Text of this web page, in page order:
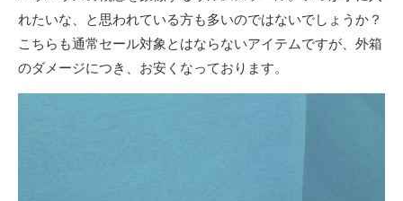
れたいな、と思われている方も多いのではないでしょうか？
こちらも通常セール対象とはならないアイテムですが、外箱
のダメージにつき、お安くなっております。